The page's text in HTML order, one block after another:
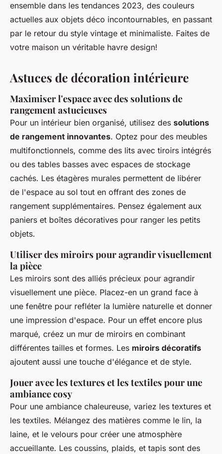
ensemble dans les tendances 2023, des couleurs
actuelles aux objets déco incontournables, en passant
par le retour du style vintage et minimaliste. Faites de
votre maison un véritable havre design!
Astuces de décoration intérieure
Maximiser l'espace avec des solutions de
rangement astucieuses
Pour un intérieur bien organisé, utilisez des solutions
de rangement innovantes. Optez pour des meubles
multifonctionnels, comme des lits avec tiroirs intégrés
ou des tables basses avec espaces de stockage
cachés. Les étagères murales permettent de libérer
de l'espace au sol tout en offrant des zones de
rangement supplémentaires. Pensez également aux
paniers et boîtes décoratives pour ranger les petits
objets.
Utiliser des miroirs pour agrandir visuellement
la pièce
Les miroirs sont des alliés précieux pour agrandir
visuellement une pièce. Placez-en un grand face à
une fenêtre pour refléter la lumière naturelle et donner
une impression d'espace. Pour un effet encore plus
marqué, créez un mur de miroirs en combinant
différentes tailles et formes. Les miroirs décoratifs
ajoutent aussi une touche d'élégance et de style.
Jouer avec les textures et les textiles pour une
ambiance cosy
Pour une ambiance chaleureuse, variez les textures et
les textiles. Mélangez des matières comme le lin, la
laine, et le velours pour créer une atmosphère
accueillante. Les coussins, plaids, et tapis sont des